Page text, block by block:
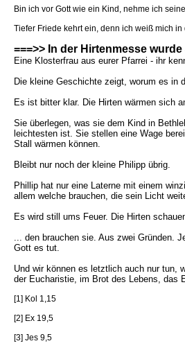
Bin ich vor Gott wie ein Kind, nehme ich
Tiefer Friede kehrt ein, denn ich weiß mich
===>> In der Hirtenmesse
Eine Klosterfrau aus eurer Pfarrei - ihr
Die kleine Geschichte zeigt, worum es in
Es ist bitter klar. Die Hirten wärmen sich
Sie überlegen, was sie dem Kind in
leichtesten ist. Sie stellen eine Wage
Stall wärmen können.
Bleibt nur noch der kleine Philipp übrig.
Phillip hat nur eine Laterne mit einem
allem welche brauchen, die sein Licht
Es wird still ums Feuer. Die Hirten
... den brauchen sie. Aus zwei Gründen.
Gott es tut.
Und wir können es letztlich auch nur tun,
der Eucharistie, im Brot des Lebens, das
[1] Kol 1,15
[2] Ex 19,5
[3] Jes 9,5